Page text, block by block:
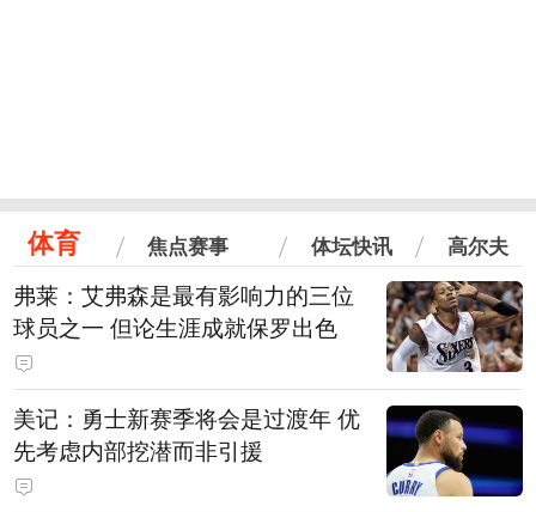
体育 焦点赛事 体坛快讯 高尔夫
弗莱：艾弗森是最有影响力的三位
球员之一 但论生涯成就保罗出色
美记：勇士新赛季将会是过渡年 优
先考虑内部挖潜而非引援